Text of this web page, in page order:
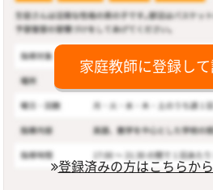
家庭教師に登録し
登録済みの方はこちらか